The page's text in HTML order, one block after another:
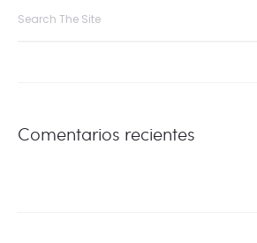
Comentarios recientes